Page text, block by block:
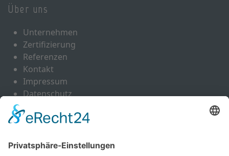
Über uns
Unternehmen
Zertifizierung
Referenzen
Kontakt
Impressum
Datenschutz
Leistungen